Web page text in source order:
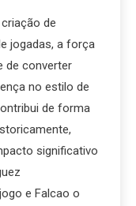
de
jogadas, a força
de converter
no estilo de
de forma
significativo
e Falcao o